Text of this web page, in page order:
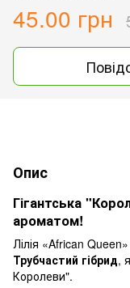
45.00 грн
Опис
Гігантська
ароматом!
Лілія «African
Трубчастий гібрид,
Королеви".